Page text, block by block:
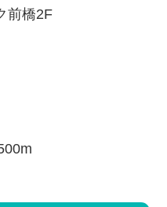
前橋2F